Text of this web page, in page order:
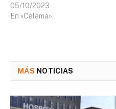
05/10/2023
En «Calama»
MÁS NOTICIAS